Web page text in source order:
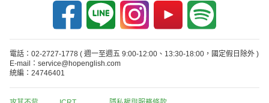
電話：02-2727-1778 ( 週一至週五 9:00-12:00、13:30-18:00，國定假日除外 )
E-mail：service@hopenglish.com
統編：24746401